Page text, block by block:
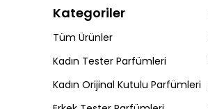
Kategoriler
Tüm Ürünler
Kadın Tester Parfümleri
Kadın Orijinal Kutulu Parfümleri